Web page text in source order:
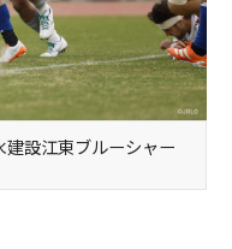
設江東ブルーシャー